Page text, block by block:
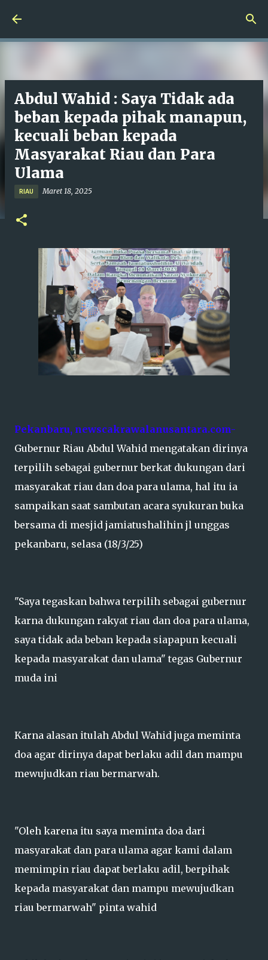
Abdul Wahid : Saya Tidak ada
beban kepada pihak manapun,
kecuali beban kepada
Masyarakat Riau dan Para
Ulama
RIAU Maret 18, 2025
Pekanbaru, newscakrawalanusantara.com-
Gubernur Riau Abdul Wahid mengatakan dirinya
terpilih sebagai gubernur berkat dukungan dari
masyarakat riau dan doa para ulama, hal itu ia
sampaikan saat sambutan acara syukuran buka
bersama di mesjid jamiatushalihin jl unggas
pekanbaru, selasa (18/3/25)
"Saya tegaskan bahwa terpilih sebagai gubernur
karna dukungan rakyat riau dan doa para ulama,
saya tidak ada beban kepada siapapun kecuali
kepada masyarakat dan ulama" tegas Gubernur
muda ini
Karna alasan itulah Abdul Wahid juga meminta
doa agar dirinya dapat berlaku adil dan mampu
mewujudkan riau bermarwah.
"Oleh karena itu saya meminta doa dari
masyarakat dan para ulama agar kami dalam
memimpin riau dapat berlaku adil, berpihak
kepada masyarakat dan mampu mewujudkan
riau bermarwah" pinta wahid